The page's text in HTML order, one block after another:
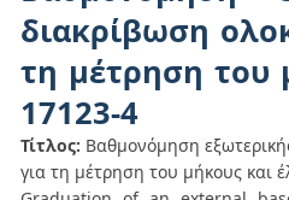
διακρίβωση
τη μέτρηση του
17123-4
Τίτλος: Βαθμονόμηση
για τη μέτρηση του μήκους και